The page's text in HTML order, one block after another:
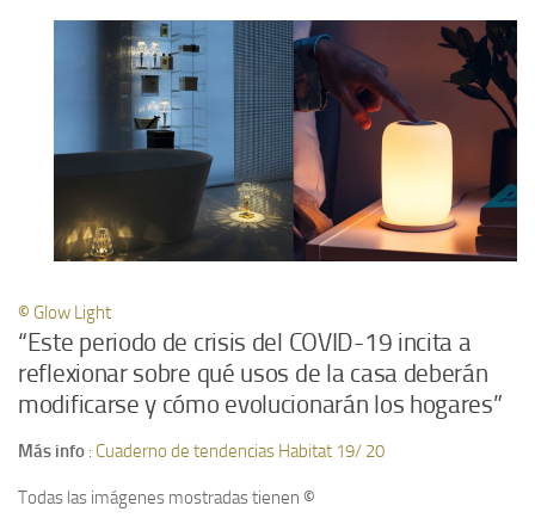
© Glow Light
“Este periodo de crisis del COVID-19 incita a
reflexionar sobre qué usos de la casa deberán
modificarse y cómo evolucionarán los hogares”
Más info : Cuaderno de tendencias Habitat 19/ 20
Todas las imágenes mostradas tienen ©